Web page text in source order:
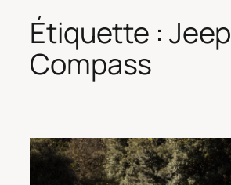
Étiquette : Jeep
Compass